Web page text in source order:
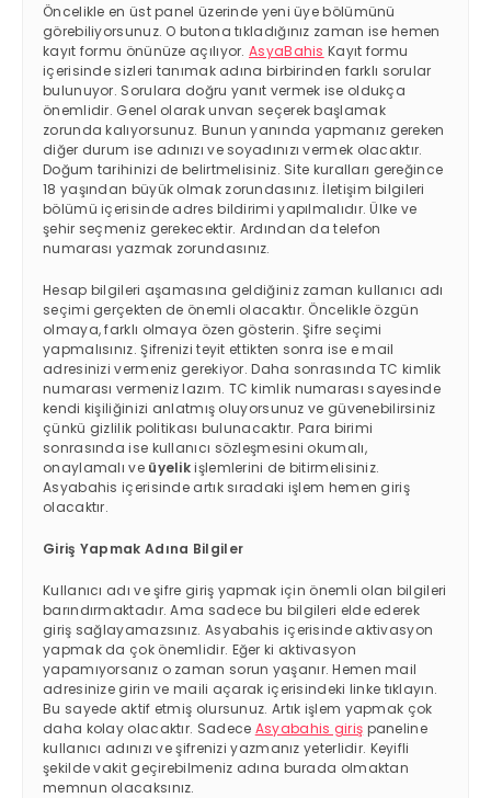
Öncelikle en üst panel üzerinde yeni üye bölümünü
görebiliyorsunuz. O butona tıkladığınız zaman ise hemen
kayıt formu önünüze açılıyor.AsyaBahis Kayıt formu
içerisinde sizleri tanımak adına birbirinden farklı sorular
bulunuyor. Sorulara doğru yanıt vermek ise oldukça
önemlidir. Genel olarak unvan seçerek başlamak
zorunda kalıyorsunuz. Bunun yanında yapmanız gereken
diğer durum ise adınızı ve soyadınızı vermek olacaktır.
Doğum tarihinizi de belirtmelisiniz. Site kuralları gereğince
18 yaşından büyük olmak zorundasınız. İletişim bilgileri
bölümü içerisinde adres bildirimi yapılmalıdır. Ülke ve
şehir seçmeniz gerekecektir. Ardından da telefon
numarası yazmak zorundasınız.
Hesap bilgileri aşamasına geldiğiniz zaman kullanıcı adı
seçimi gerçekten de önemli olacaktır. Öncelikle özgün
olmaya, farklı olmaya özen gösterin. Şifre seçimi
yapmalısınız. Şifrenizi teyit ettikten sonra ise e mail
adresinizi vermeniz gerekiyor. Daha sonrasında TC kimlik
numarası vermeniz lazım. TC kimlik numarası sayesinde
kendi kişiliğinizi anlatmış oluyorsunuz ve güvenebilirsiniz
çünkü gizlilik politikası bulunacaktır. Para birimi
sonrasında ise kullanıcı sözleşmesini okumalı,
onaylamalı ve üyelikişlemlerini de bitirmelisiniz.
Asyabahis içerisinde artık sıradaki işlem hemen giriş
olacaktır.
Giriş Yapmak Adına Bilgiler
Kullanıcı adı ve şifre giriş yapmak için önemli olan bilgileri
barındırmaktadır. Ama sadece bu bilgileri elde ederek
giriş sağlayamazsınız. Asyabahis içerisinde aktivasyon
yapmak da çok önemlidir. Eğer ki aktivasyon
yapamıyorsanız o zaman sorun yaşanır. Hemen mail
adresinize girin ve maili açarak içerisindeki linke tıklayın.
Bu sayede aktif etmiş olursunuz. Artık işlem yapmak çok
daha kolay olacaktır. Sadece Asyabahis giriş paneline
kullanıcı adınızı ve şifrenizi yazmanız yeterlidir. Keyifli
şekilde vakit geçirebilmeniz adına burada olmaktan
memnun olacaksınız.